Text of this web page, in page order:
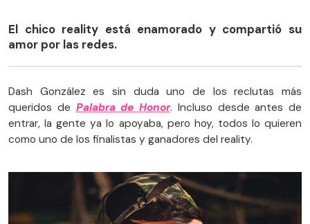
El chico reality está enamorado y compartió su
amor por las redes.
Dash González es sin duda uno de los reclutas más
queridos de Palabra de Honor. Incluso desde antes de
entrar, la gente ya lo apoyaba, pero hoy, todos lo quieren
como uno de los finalistas y ganadores del reality.